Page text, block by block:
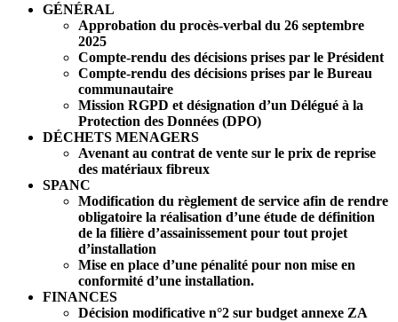
GÉNÉRAL
Approbation du procès-verbal du 26 septembre
2025
Compte-rendu des décisions prises par le Président
Compte-rendu des décisions prises par le Bureau
communautaire
Mission RGPD et désignation d’un Délégué à la
Protection des Données (DPO)
DÉCHETS MENAGERS
Avenant au contrat de vente sur le prix de reprise
des matériaux fibreux
SPANC
Modification du règlement de service afin de rendre
obligatoire la réalisation d’une étude de définition
de la filière d’assainissement pour tout projet
d’installation
Mise en place d’une pénalité pour non mise en
conformité d’une installation.
FINANCES
Décision modificative n°2 sur budget annexe ZA